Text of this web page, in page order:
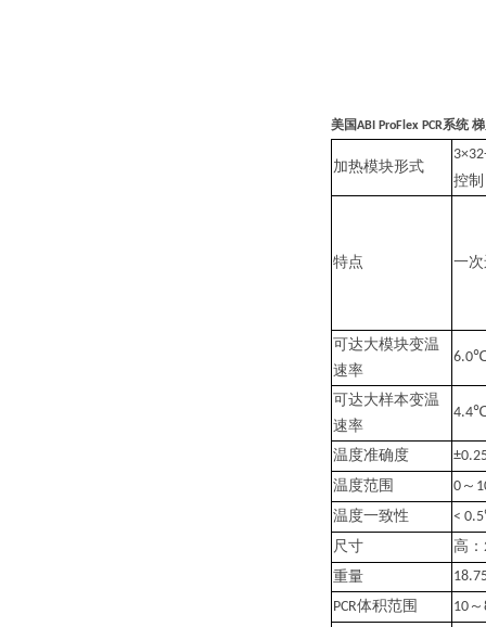
美国ABI ProFlex PCR系统
加热模块形式
控制
特点 一
可达大模块变温
速率
可达大样本变温
速率
温度准确度
温度范围
0 ～
温度一致性
<
尺寸
高：
重量
PCR体积范围 10 ～